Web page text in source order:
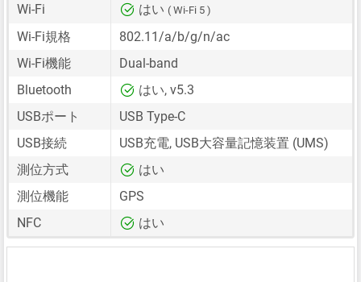
Wi-Fi
はい ( Wi-Fi 5 )
Wi-Fi規格
802.11/a/b/g/n/ac
Wi-Fi機能
Dual-band
Bluetooth
はい, v5.3
USBポート
USB Type-C
USB接続
USB充電, USB大容量記憶装置 (UMS)
測位方式
はい
測位機能
GPS
NFC
はい